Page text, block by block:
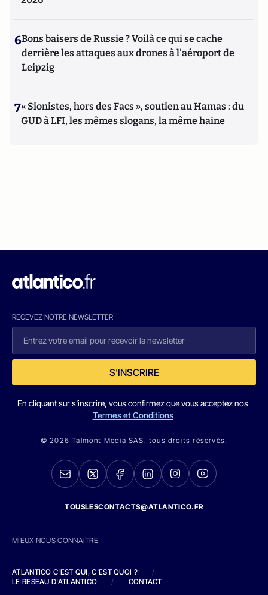
6Bons baisers de Russie ? Voilà ce qui se cache
derrière les attaques aux drones à l'aéroport de
Leipzig
7« Sionistes, hors des Facs », soutien au Hamas : du
GUD à LFI, les mêmes slogans, la même haine
RECEVEZ NOTRE NEWSLETTER
S'INSCRIRE
En cliquant sur s'inscrire, vous confirmez que vous acceptez nos
Termes et Conditions
© 2026 Talmont Media SAS. tous droits réservés.
TOUSLESCONTACTS@ATLANTICO.FR
MIEUX NOUS CONNAITRE
ATLANTICO C'EST QUI, C'EST QUOI ?
/
LE RESEAU D'ATLANTICO
/ CONTACT